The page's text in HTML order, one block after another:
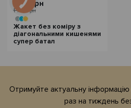
936 грн
1 170 грн
Жакет без коміру з
діагональними кишенями
супер батал
Отримуйте актуальну iнформацiю
раз на тиждень